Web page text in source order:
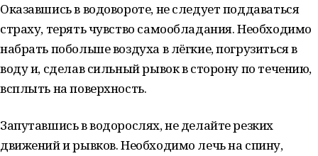
Оказавшись в водовороте, не следует поддаваться
страху, терять чувство самообладания. Необходимо
набрать побольше воздуха в лёгкие, погрузиться в
воду и, сделав сильный рывок в сторону по течению,
всплыть на поверхность.
Запутавшись в водорослях, не делайте резких
движений и рывков. Необходимо лечь на спину,